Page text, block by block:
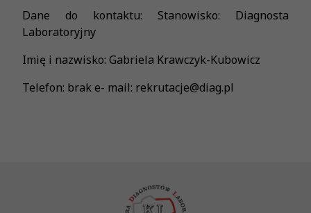
Dane do kontaktu: Stanowisko: Diagnosta
Laboratoryjny
Imię i nazwisko: Gabriela Krawczyk-Kubowicz
Telefon: brak e- mail: rekrutacje@diag.pl